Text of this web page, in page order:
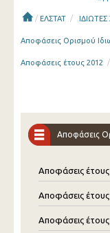
/ ΕΛΣΤΑΤ / ΙΔΙΩΤΕΣ
Αποφάσεις Ορισμού
Αποφάσεις έτους 2012 /
Αποφάσεις
Αποφάσεις
Αποφάσεις